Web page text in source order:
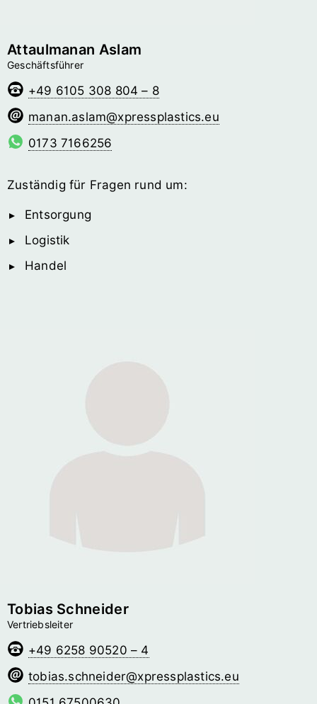
Attaulmanan Aslam
Geschäftsführer
+49 6105 308 804 – 8
malsa.nanam@­xpressplastics.eu
0173 7166256
Zuständig für Fragen rund um:
Entsorgung
Logistik
Handel
Tobias Schneider
Vertriebsleiter
+49 6258 90520 – 4
redienhcs.saibot@­xpressplastics.eu